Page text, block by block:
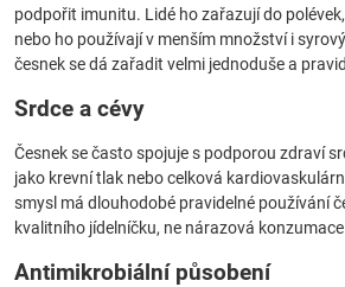
podpořit imunitu. Lidé ho zařazují do
nebo ho používají v menším množství i
česnek se dá zařadit velmi jednoduše a
Srdce a cévy
Česnek se často spojuje s podporou zdraví
jako krevní tlak nebo celková
smysl má dlouhodobé pravidelné používání
kvalitního jídelníčku, ne nárazová
Antimikrobiální působení